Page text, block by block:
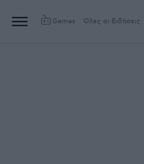
Games Όλες οι Ειδήσεις